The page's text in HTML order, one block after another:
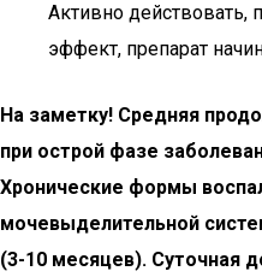
Активно действовать,
эффект, препарат
На заметку! Средняя
при острой фазе
Хронические формы
мочевыделительной
(3-10 месяцев). Суточная